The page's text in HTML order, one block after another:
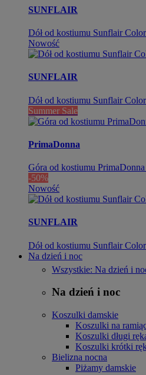
SUNFLAIR
Dół od kostiumu Sunflair
Nowość
SUNFLAIR
Dół od kostiumu Sunflair
Summer Sale
PrimaDonna
Góra od kostiumu
-50%
Nowość
SUNFLAIR
Dół od kostiumu Sunflair
Na dzień i noc
Wszystkie: Na dzień i
Na dzień i noc
Koszulki damskie
Koszulki na
Koszulki długi
Koszulki krótki
Bielizna nocna
Piżamy damskie